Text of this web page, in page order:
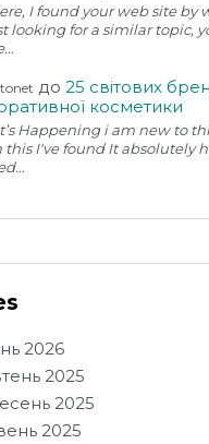
I found your web site by
looking for a similar topic,
до 25 світових
косметики
Happening i am new to
this I've found It absolutely
2026
2025
2025
2025